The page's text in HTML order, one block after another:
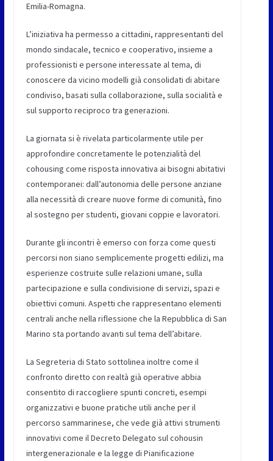
Emilia-Romagna.
L’iniziativa ha permesso a cittadini, rappresentanti del
mondo sindacale, tecnico e cooperativo, insieme a
professionisti e persone interessate al tema, di
conoscere da vicino modelli già consolidati di abitare
condiviso, basati sulla collaborazione, sulla socialità e
sul supporto reciproco tra generazioni.
La giornata si è rivelata particolarmente utile per
approfondire concretamente le potenzialità del
cohousing come risposta innovativa ai bisogni abitativi
contemporanei: dall’autonomia delle persone anziane
alla necessità di creare nuove forme di comunità, fino
al sostegno per studenti, giovani coppie e lavoratori.
Durante gli incontri è emerso con forza come questi
percorsi non siano semplicemente progetti edilizi, ma
esperienze costruite sulle relazioni umane, sulla
partecipazione e sulla condivisione di servizi, spazi e
obiettivi comuni. Aspetti che rappresentano elementi
centrali anche nella riflessione che la Repubblica di San
Marino sta portando avanti sul tema dell’abitare.
La Segreteria di Stato sottolinea inoltre come il
confronto diretto con realtà già operative abbia
consentito di raccogliere spunti concreti, esempi
organizzativi e buone pratiche utili anche per il
percorso sammarinese, che vede già attivi strumenti
innovativi come il Decreto Delegato sul cohousin
intergenerazionale e la legge di Pianificazione